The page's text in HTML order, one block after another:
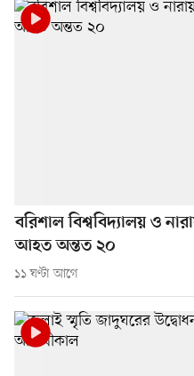
বরিশাল বিশ্ববিদ্যালয় ও
আহত অন্তত ২০
১১ ঘণ্টা আগে